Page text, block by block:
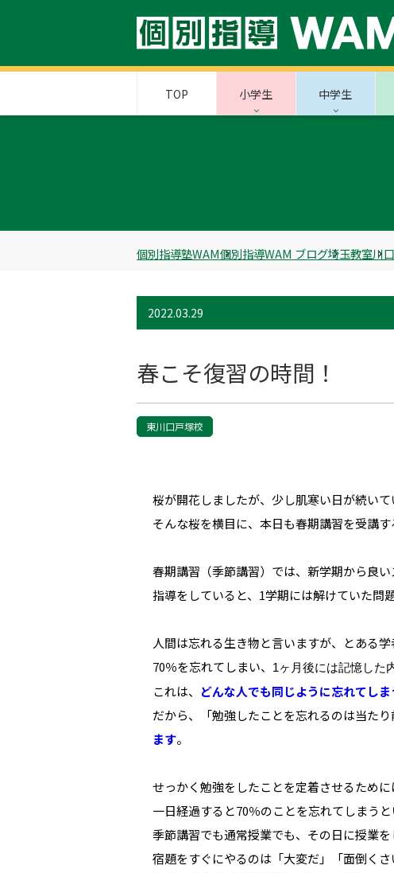
TOP 小学生 中学生
個別指導塾WAM個別指導WAM ブログ埼玉教室川
2022.03.29
春こそ復習の時間！
東川口戸塚校
桜が開花しましたが、少し肌寒い日が続いて
そんな桜を横目に、本日も春期講習を受講
春期講習（季節講習）では、新学期から良
指導をしていると、1学期には解けていた問
人間は忘れる生き物と言いますが、とある
70％を忘れてしまい、
1ヶ月後には記憶した
これは、 どんな人でも同じように忘れてしま
だから、「勉強したことを忘れるのは当たり
ます。
せっかく勉強をしたことを定着させるために
一日経過すると70％のことを忘れてしまう
季節講習でも通常授業でも、その日に授業
宿題をすぐにやるのは「大変だ」「面倒く